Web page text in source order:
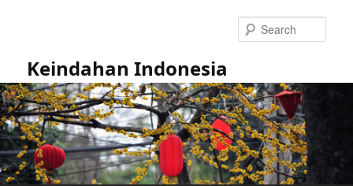
Keindahan Indonesia